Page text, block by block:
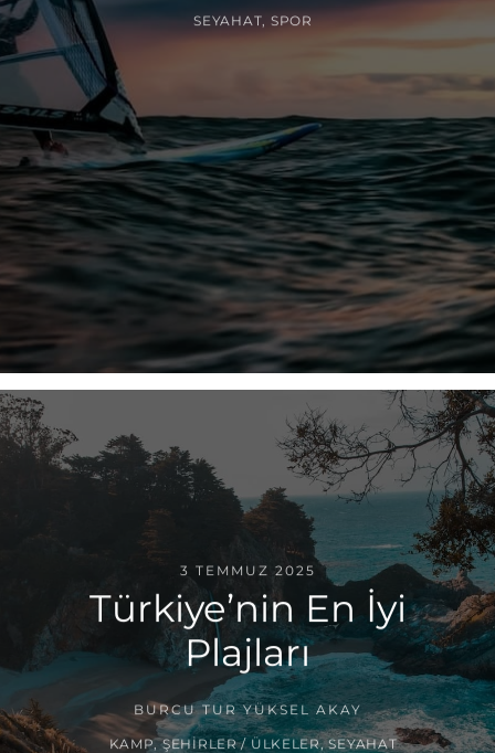
SEYAHAT, SPOR
3 TEMMUZ 2025
Türkiye’nin En İyi
Plajları
BURCU TUR YÜKSEL AKAY
KAMP,ŞEHIRLER / ÜLKELER,SEYAHAT